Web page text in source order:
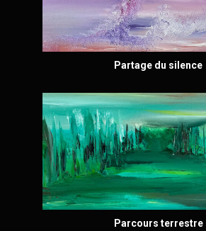
Partage du silence
Parcours terrestre